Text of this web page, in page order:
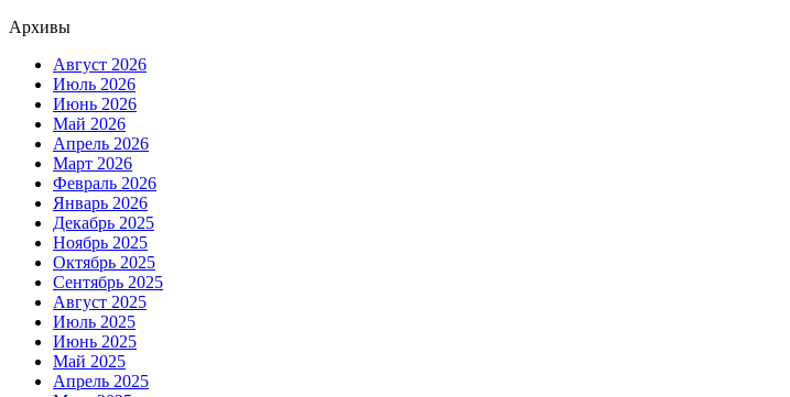
Архивы
Август 2026
Июль 2026
Июнь 2026
Май 2026
Апрель 2026
Март 2026
Февраль 2026
Январь 2026
Декабрь 2025
Ноябрь 2025
Октябрь 2025
Сентябрь 2025
Август 2025
Июль 2025
Июнь 2025
Май 2025
Апрель 2025